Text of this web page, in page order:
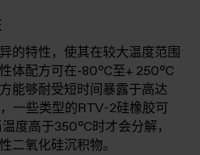
的特性，使其在较大温度范围
体配方可在-80°C至+ 250°C
能够耐受短时间暴露于高达
一些类型的RTV-2硅橡胶可
度高于350°C时才会分解，
二氧化硅沉积物。